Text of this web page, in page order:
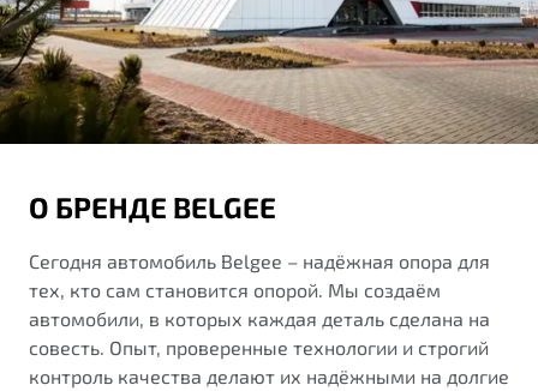
от 1 699 990 ₽*
Обзор В наличии
X70
Подробно
Тест-драйв
Спецпредложения
Будьте еще более уверены на дорогах с программой
Преимущества программы
Запись на сервис
Калькулятор ТО
О БРЕНДЕ BELGEE
Сегодня автомобиль Belgee – надёжная опора для
тех, кто сам становится опорой. Мы создаём
автомобили, в которых каждая деталь сделана на
совесть. Опыт, проверенные технологии и строгий
контроль качества делают их надёжными на долгие